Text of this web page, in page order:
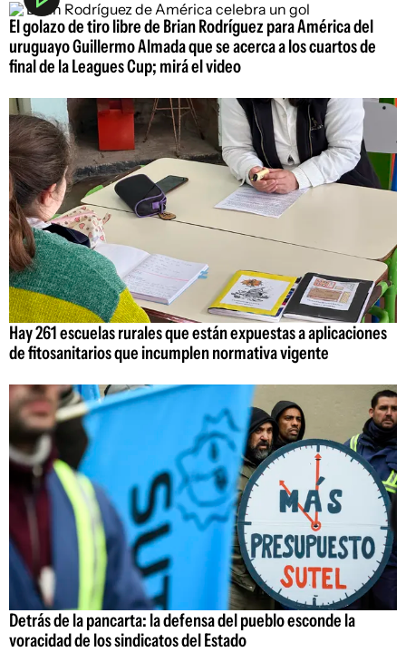
El golazo de tiro libre de Brian Rodríguez para América del
uruguayo Guillermo Almada que se acerca a los cuartos de
final de la Leagues Cup; mirá el video
Hay 261 escuelas rurales que están expuestas a aplicaciones
de fitosanitarios que incumplen normativa vigente
Detrás de la pancarta: la defensa del pueblo esconde la
voracidad de los sindicatos del Estado